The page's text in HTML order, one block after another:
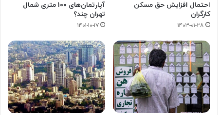
احتمال افزایش حق مسکن
کارگران
۱۴۰۳-۰۱-۲۸
آپارتمان‌های ۱۰۰ متری شمال
تهران چند؟
۱۴۰۱-۱۰-۱۷